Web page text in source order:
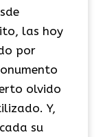
las hoy
por
olvido
Y,
su